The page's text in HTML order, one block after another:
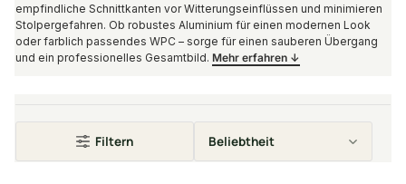
empfindliche Schnittkanten vor Witterungseinflüssen und minimieren
Stolpergefahren. Ob robustes Aluminium für einen modernen Look
oder farblich passendes WPC – sorge für einen sauberen Übergang
und ein professionelles Gesamtbild. Mehr erfahren ↓
Filtern